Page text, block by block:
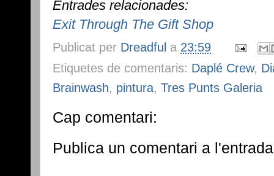
Entrades relacionades:
Exit Through The Gift Shop
Publicat per Dreadful a 23:59
Etiquetes de comentaris: Daplé Crew,
Brainwash, pintura, Tres Punts Galeria
Cap comentari:
Publica un comentari a l'entrada